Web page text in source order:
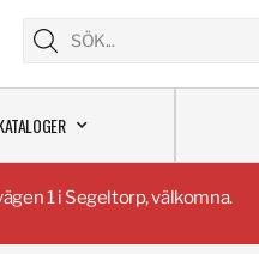
1 i Segeltorp, välkomna.